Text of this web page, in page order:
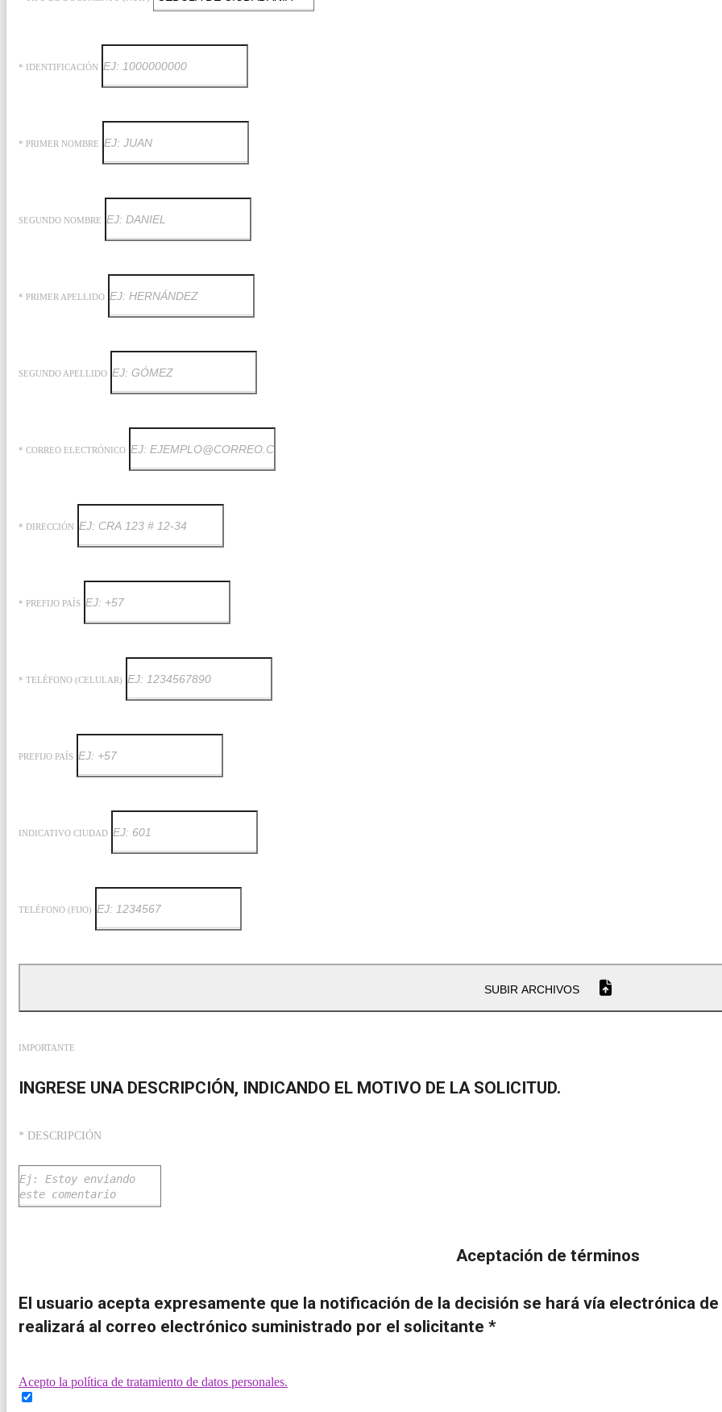
* IDENTIFICACIÓN
* PRIMER NOMBRE
SEGUNDO NOMBRE
* PRIMER APELLIDO
SEGUNDO APELLIDO
* CORREO ELECTRÓNICO
* DIRECCIÓN
* PREFIJO PAÍS
* TELÉFONO (CELULAR)
PREFIJO PAÍS
INDICATIVO CIUDAD
TELÉFONO (FIJO)
SUBIR ARCHIVOS
IMPORTANTE
INGRESE UNA DESCRIPCIÓN, INDICANDO EL MOTIVO DE LA SOLICITUD.
* DESCRIPCIÓN
Aceptación de términos
El usuario acepta expresamente que la notificación de la decisión se hará vía electrónica
realizará al correo electrónico suministrado por el solicitante *
Acepto la política de tratamiento de datos personales.